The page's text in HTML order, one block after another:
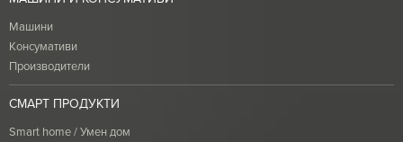
Машини
Консумативи
Производители
СМАРТ ПРОДУКТИ
Smart home / Умен дом